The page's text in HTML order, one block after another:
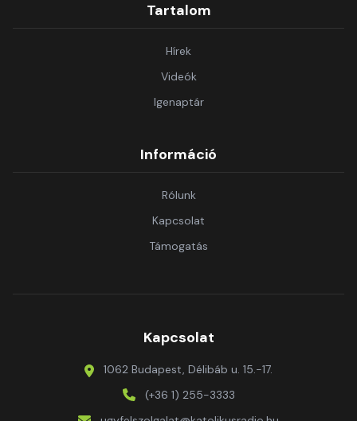
Tartalom
Hírek
Videók
Igenaptár
Információ
Rólunk
Kapcsolat
Támogatás
Kapcsolat
1062 Budapest, Délibáb u. 15.-17.
(+36 1) 255-3333